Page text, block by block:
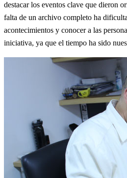
destacar los eventos clave que dieron
falta de un archivo completo ha
acontecimientos y conocer a las
iniciativa, ya que el tiempo ha sido